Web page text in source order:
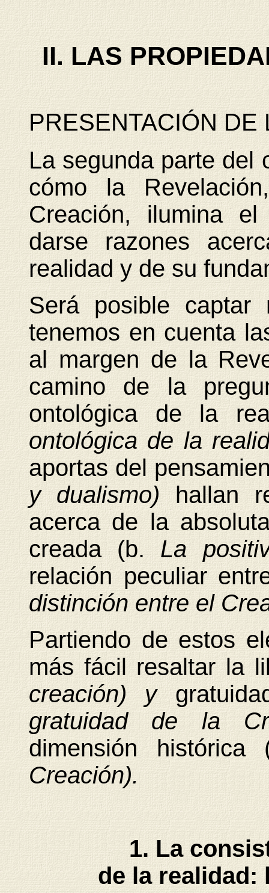
II. LAS
PRESENTACIÓN DE
La segunda parte del
cómo la
Creación, ilumina
darse razones
realidad y de su
Será posible
tenemos en cuenta
al margen de la
camino de la
ontológica de la
ontológica de la
aportas del
y dualismo)hallan
acerca de la
creada (b.La
relación peculiar
distinción entre el
Partiendo de estos
más fácil resaltar la
creación) y
gratuidad de la
dimensión
Creación).
1. La
de la